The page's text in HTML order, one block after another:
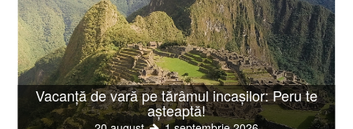
Vacanță de vară pe tărâmul incașilor: Peru te
așteaptă!